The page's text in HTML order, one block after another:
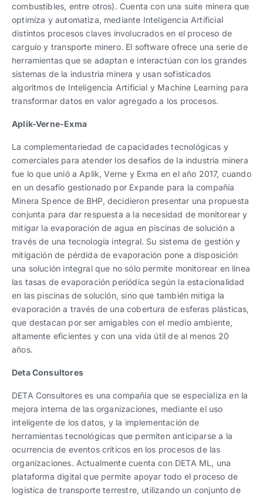
combustibles, entre otros). Cuenta con una suite minera que
optimiza y automatiza, mediante Inteligencia Artificial
distintos procesos claves involucrados en el proceso de
carguío y transporte minero. El software ofrece una serie de
herramientas que se adaptan e interactúan con los grandes
sistemas de la industria minera y usan sofisticados
algoritmos de Inteligencia Artificial y Machine Learning para
transformar datos en valor agregado a los procesos.
Aplik-Verne-Exma
La complementariedad de capacidades tecnológicas y
comerciales para atender los desafíos de la industria minera
fue lo que unió a Aplik, Verne y Exma en el año 2017, cuando
en un desafío gestionado por Expande para la compañía
Minera Spence de BHP, decidieron presentar una propuesta
conjunta para dar respuesta a la necesidad de monitorear y
mitigar la evaporación de agua en piscinas de solución a
través de una tecnología integral. Su sistema de gestión y
mitigación de pérdida de evaporación pone a disposición
una solución integral que no sólo permite monitorear en línea
las tasas de evaporación periódica según la estacionalidad
en las piscinas de solución, sino que también mitiga la
evaporación a través de una cobertura de esferas plásticas,
que destacan por ser amigables con el medio ambiente,
altamente eficientes y con una vida útil de al menos 20
años.
Deta Consultores
DETA Consultores es una compañía que se especializa en la
mejora interna de las organizaciones, mediante el uso
inteligente de los datos, y la implementación de
herramientas tecnológicas que permiten anticiparse a la
ocurrencia de eventos críticos en los procesos de las
organizaciones. Actualmente cuenta con DETA ML, una
plataforma digital que permite apoyar todo el proceso de
logística de transporte terrestre, utilizando un conjunto de